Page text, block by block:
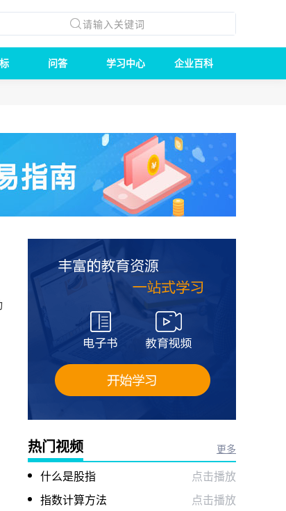
问答 学习中心 企业百科
热门视频 更多
什么是股指
点击播放
指数计算方法
点击播放